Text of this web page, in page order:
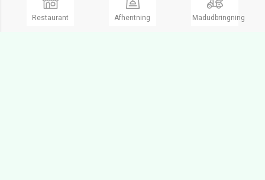
Lækker mad i imponerende mængder
Se Menukort
Restaurant Afhentning Madudbringning